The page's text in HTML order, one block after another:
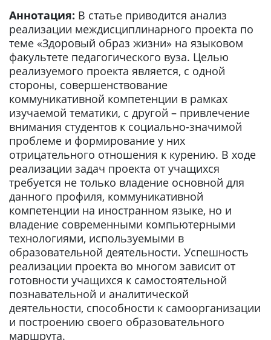
Аннотация: В статье приводится анализ
реализации междисциплинарного проекта по
теме «Здоровый образ жизни» на языковом
факультете педагогического вуза. Целью
реализуемого проекта является, с одной
стороны, совершенствование
коммуникативной компетенции в рамках
изучаемой тематики, с другой – привлечение
внимания студентов к социально-значимой
проблеме и формирование у них
отрицательного отношения к курению. В ходе
реализации задач проекта от учащихся
требуется не только владение основной для
данного профиля, коммуникативной
компетенции на иностранном языке, но и
владение современными компьютерными
технологиями, используемыми в
образовательной деятельности. Успешность
реализации проекта во многом зависит от
готовности учащихся к самостоятельной
познавательной и аналитической
деятельности, способности к самоорганизации
и построению своего образовательного
маршрута.